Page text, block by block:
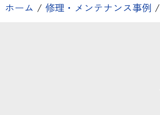
ホーム / 修理・メンテナンス事例 /